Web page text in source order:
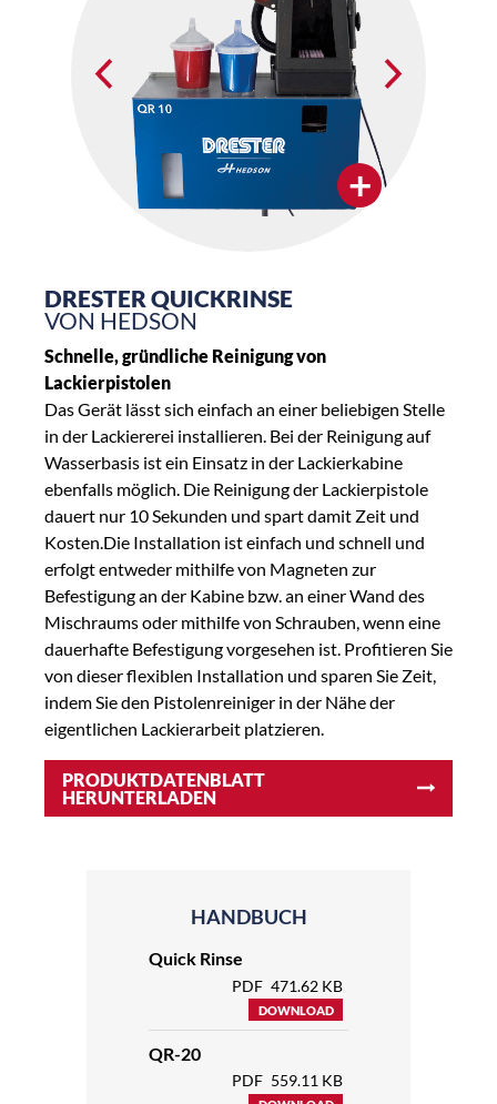
+
DRESTER QUICKRINSE
VON HEDSON
Schnelle, gründliche Reinigung von
Lackierpistolen
Das Gerät lässt sich einfach an einer beliebigen Stelle
in der Lackiererei installieren. Bei der Reinigung auf
Wasserbasis ist ein Einsatz in der Lackierkabine
ebenfalls möglich. Die Reinigung der Lackierpistole
dauert nur 10 Sekunden und spart damit Zeit und
Kosten.Die Installation ist einfach und schnell und
erfolgt entweder mithilfe von Magneten zur
Befestigung an der Kabine bzw. an einer Wand des
Mischraums oder mithilfe von Schrauben, wenn eine
dauerhafte Befestigung vorgesehen ist. Profitieren Sie
von dieser flexiblen Installation und sparen Sie Zeit,
indem Sie den Pistolenreiniger in der Nähe der
eigentlichen Lackierarbeit platzieren.
PRODUKTDATENBLATT
HERUNTERLADEN
HANDBUCH
Quick Rinse
PDF 471.62 KB
DOWNLOAD
QR-20
PDF 559.11 KB